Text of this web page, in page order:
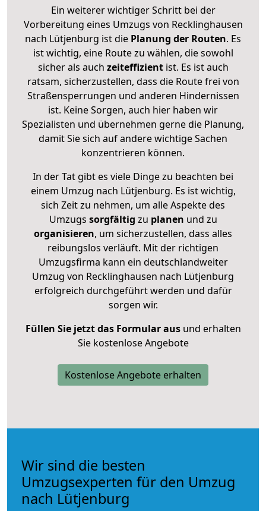
Ein weiterer wichtiger Schritt bei der
Vorbereitung eines Umzugs von Recklinghausen
nach Lütjenburg ist die Planung der Routen. Es
ist wichtig, eine Route zu wählen, die sowohl
sicher als auch zeiteffizientist. Es ist auch
ratsam, sicherzustellen, dass die Route frei von
Straßensperrungen und anderen Hindernissen
ist. Keine Sorgen, auch hier haben wir
Spezialisten und übernehmen gerne die Planung,
damit Sie sich auf andere wichtige Sachen
konzentrieren können.
In der Tat gibt es viele Dinge zu beachten bei
einem Umzug nach Lütjenburg. Es ist wichtig,
sich Zeit zu nehmen, um alle Aspekte des
Umzugs sorgfältig zu planen und zu
organisieren, um sicherzustellen, dass alles
reibungslos verläuft. Mit der richtigen
Umzugsfirma kann ein deutschlandweiter
Umzug von Recklinghausen nach Lütjenburg
erfolgreich durchgeführt werden und dafür
sorgen wir.
Füllen Sie jetzt das Formular ausund erhalten
Sie kostenlose Angebote
Kostenlose Angebote erhalten
Wir sind die besten
Umzugsexperten für den Umzug
nach Lütjenburg